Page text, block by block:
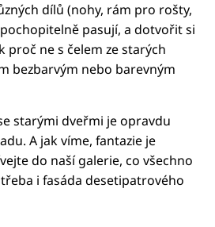
dílů (nohy, rám pro rošty,
pasují, a dotvořit si
proč ne s čelem ze starých
bezbarvým nebo barevným
starými dveřmi je opravdu
A jak víme, fantazie je
do naší galerie, co všechno
i fasáda desetipatrového